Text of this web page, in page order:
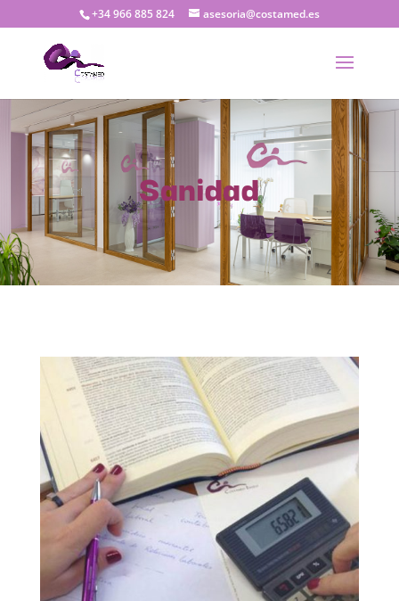
+34 966 885 824 asesoria@costamed.es
Sanidad